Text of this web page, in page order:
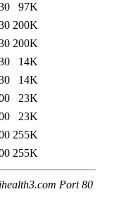
97K
200K
200K
14K
14K
23K
23K
255K
255K
Port 80